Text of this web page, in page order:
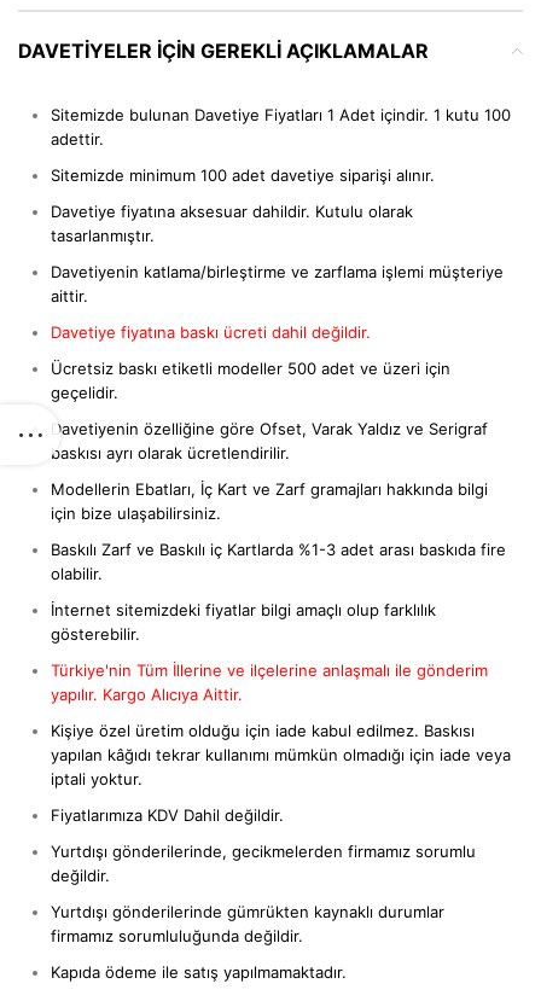
DAVETIYELER IÇIN GEREKLI AÇIKLAMALAR
Sitemizde bulunan Davetiye Fiyatları 1 Adet içindir. 1 kutu 100
adettir.
Sitemizde minimum 100 adet davetiye siparişi alınır.
Davetiye fiyatına aksesuar dahildir. Kutulu olarak
tasarlanmıştır.
Davetiyenin katlama/birleştirme ve zarflama işlemi müşteriye
aittir.
Davetiye fiyatına baskı ücreti dahil değildir.
Ücretsiz baskı etiketli modeller 500 adet ve üzeri için
geçelidir.
Davetiyenin özelliğine göre Ofset, Varak Yaldız ve Serigraf
baskısı ayrı olarak ücretlendirilir.
Modellerin Ebatları, İç Kart ve Zarf gramajları hakkında bilgi
için bize ulaşabilirsiniz.
Baskılı Zarf ve Baskılı iç Kartlarda %1-3 adet arası baskıda fire
olabilir.
İnternet sitemizdeki fiyatlar bilgi amaçlı olup farklılık
gösterebilir.
Türkiye'nin Tüm İllerine ve ilçelerine anlaşmalı ile gönderim
yapılır. Kargo Alıcıya Aittir.
Kişiye özel üretim olduğu için iade kabul edilmez. Baskısı
yapılan kâğıdı tekrar kullanımı mümkün olmadığı için iade veya
iptali yoktur.
Fiyatlarımıza KDV Dahil değildir.
Yurtdışı gönderilerinde, gecikmelerden firmamız sorumlu
değildir.
Yurtdışı gönderilerinde gümrükten kaynaklı durumlar
firmamız sorumluluğunda değildir.
Kapıda ödeme ile satış yapılmamaktadır.